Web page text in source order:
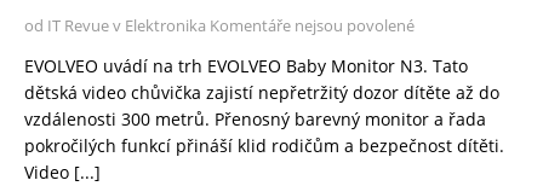
od IT Revue v Elektronika Komentáře nejsou povolené
EVOLVEO uvádí na trh EVOLVEO Baby Monitor N3. Tato
dětská video chůvička zajistí nepřetržitý dozor dítěte až do
vzdálenosti 300 metrů. Přenosný barevný monitor a řada
pokročilých funkcí přináší klid rodičům a bezpečnost dítěti.
Video [...]